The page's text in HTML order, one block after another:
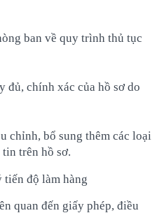
ban về quy trình thủ tục
đủ, chính xác của hồ sơ do
chỉnh, bổ sung thêm các loại
trên hồ sơ.
tiến độ làm hàng
quan đến giấy phép, điều